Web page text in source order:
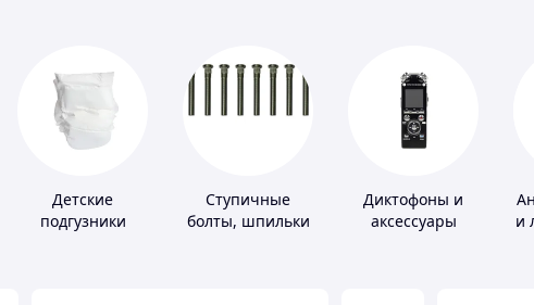
Детские
подгузники
Ступичные
болты, шпильки
Диктофоны и
аксессуары
и